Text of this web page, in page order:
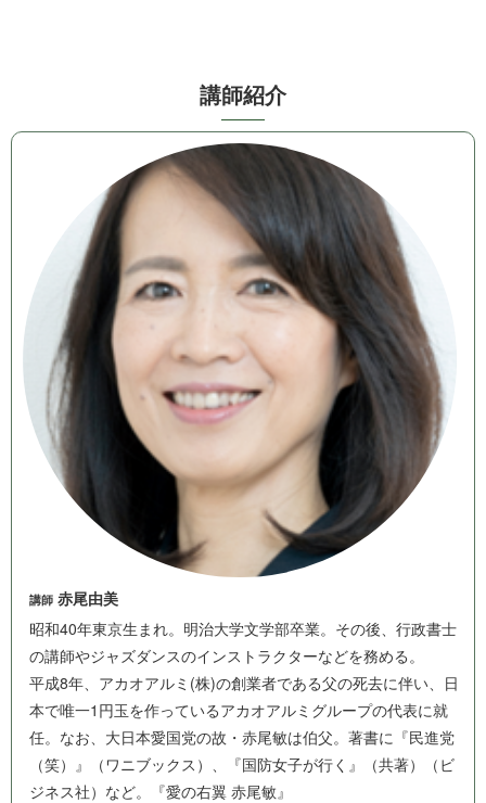
講 師 紹 介
講師 赤尾由美
昭和40年東京生まれ。明治大学文学部卒業。その後、行政書士
の講師やジャズダンスのインストラクターなどを務める。
平成8年、アカオアルミ(株)の創業者である父の死去に伴い、日
本で唯一1円玉を作っているアカオアルミグループの代表に就
任。なお、大日本愛国党の故・赤尾敏は伯父。著書に『民進党
（笑）』（ワニブックス）、『国防女子が行く』（共著）（ビ
ジネス社）など。『愛の右翼 赤尾敏』